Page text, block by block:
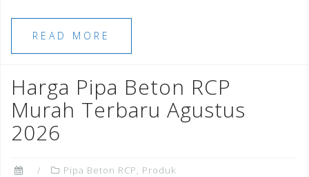
c
e
b
o
o
k
tt
e
r
ai
l
k
dI
n st
READ MORE
Harga Pipa Beton RCP
Murah Terbaru Agustus
2026
Pipa Beton RCP, Produk